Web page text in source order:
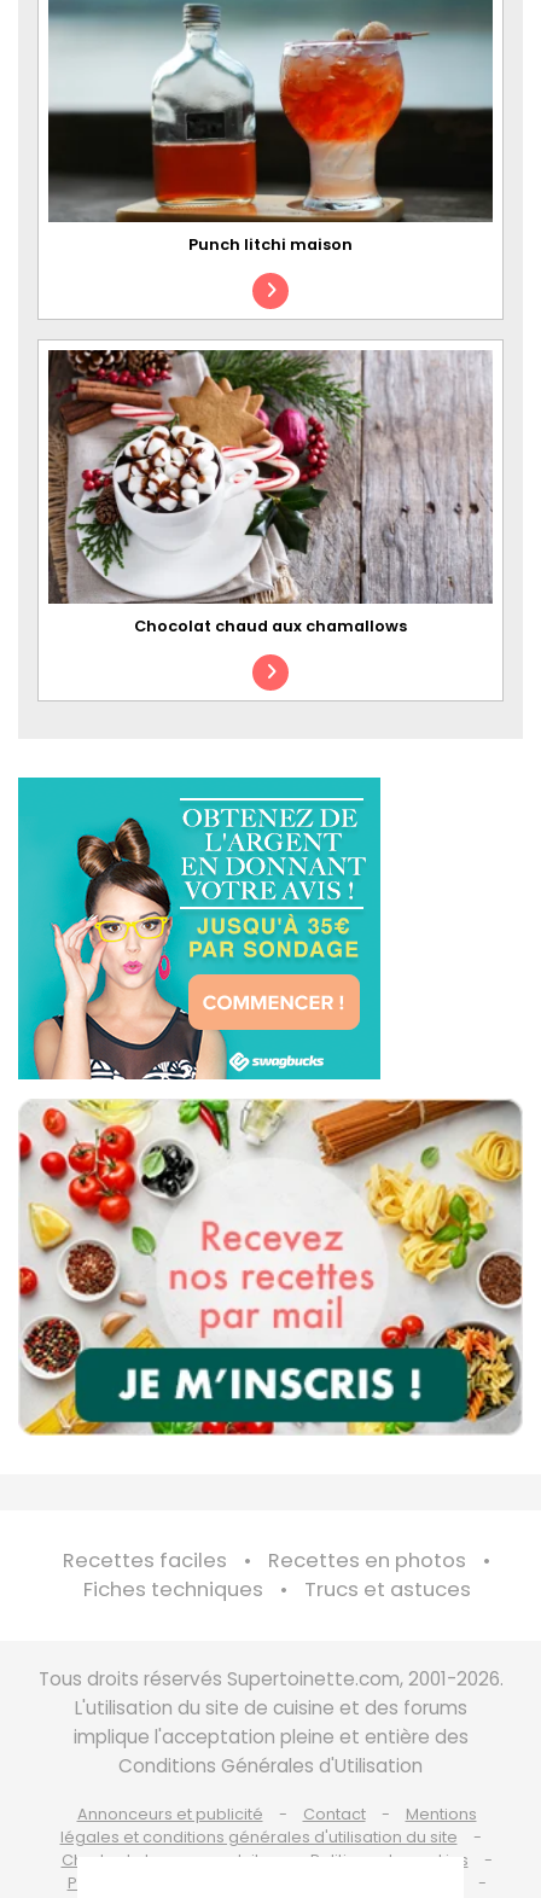
Punch litchi maison
Chocolat chaud aux chamallows
Recettes faciles
Recettes en photos
Fiches techniques
Trucs et astuces
Tous droits réservés Supertoinette.com, 2001-2026.
L'utilisation du site de cuisine et des forums
implique l'acceptation pleine et entière des
Conditions Générales d'Utilisation
Annonceurs et publicité Contact
Mentions
légales et conditions générales d'utilisation du site
Charte de bonne conduite
Politique de cookies
Politique de protection des données personnelles